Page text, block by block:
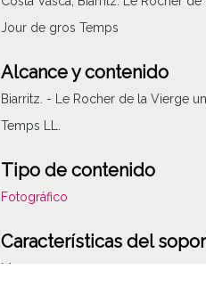
Jour de gros Temps
Alcance y contenido
Biarritz. - Le Rocher de la Vierge
Temps LL.
Tipo de contenido
Fotográfico
Características del
Monocromo